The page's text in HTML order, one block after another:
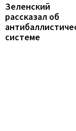
Зеленский
рассказал об
системе